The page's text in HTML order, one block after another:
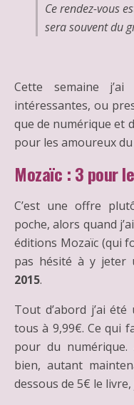
Ce rendez-vous
sera souvent du
Cette semaine
intéressantes, ou
que de numérique et
pour les amoureux
Mozaïc : 3 pour
C’est une offre
poche, alors quand
éditions Mozaïc (qui
pas hésité à y jeter
2015.
Tout d’abord j’ai
tous à 9,99€. Ce qui
pour du numérique.
bien, autant
dessous de 5€ le